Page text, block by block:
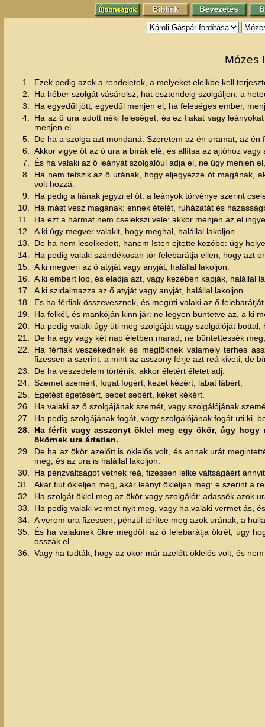
Mózes
1.
Ezek pedig azok a rendeletek, a melyeket eleikbe kell
2.
Ha héber szolgát vásárolsz, hat esztendeig szolgáljon, a
3.
Ha egyedűl jött, egyedűl menjen el; ha feleséges ember,
4.
Ha az ő ura adott néki feleséget, és ez fiakat vagy
menjen el.
5.
De ha a szolga azt mondaná: Szeretem az én uramat, az
6.
Akkor vigye őt az ő ura a bírák elé, és állítsa az ajtóhoz
7.
És ha valaki az ő leányát szolgálóul adja el, ne úgy menjen
8.
Ha nem tetszik az ő urának, hogy eljegyezze őt magának,
volt hozzá.
9.
Ha pedig a fiának jegyzi el őt: a leányok törvénye szerint
10.
Ha mást vesz magának: ennek ételét, ruházatát és
11.
Ha ezt a hármat nem cselekszi vele: akkor menjen az el
12.
A ki úgy megver valakit, hogy meghal, halállal lakoljon.
13.
De ha nem leselkedett, hanem Isten ejtette kezébe: úgy
14.
Ha pedig valaki szándékosan tör felebarátja ellen, hogy azt
15.
A ki megveri az ő atyját vagy anyját, halállal lakoljon.
16.
A ki embert lop, és eladja azt, vagy kezében kapják, halállal
17.
A ki szidalmazza az ő atyját vagy anyját, halállal lakoljon.
18.
És ha férfiak összevesznek, és megüti valaki az ő
19.
Ha felkél, és mankóján kinn jár: ne legyen büntetve az, a ki
20.
Ha pedig valaki úgy üti meg szolgáját vagy szolgálóját
21.
De ha egy vagy két nap életben marad, ne büntettessék
22.
Ha férfiak veszekednek és meglöknek valamely terhes
fizessen a szerint, a mint az asszony férje azt reá kiveti, de
23.
De ha veszedelem történik: akkor életért életet adj.
24.
Szemet szemért, fogat fogért, kezet kézért, lábat lábért;
25.
Égetést égetésért, sebet sebért, kéket kékért.
26.
Ha valaki az ő szolgájának szemét, vagy szolgálójának
27.
Ha pedig szolgájának fogát, vagy szolgálójának fogát üti ki,
28.
Ha férfit vagy asszonyt öklel meg egy ökör, úgy hogy
ökörnek ura ártatlan.
29.
De ha az ökör azelőtt is öklelős volt, és annak urát
meg, és az ura is halállal lakoljon.
30.
Ha pénzváltságot vetnek reá, fizessen lelke váltságáért
31.
Akár fiút ökleljen meg, akár leányt ökleljen meg: e szerint a
32.
Ha szolgát öklel meg az ökör vagy szolgálót: adassék azok
33.
Ha pedig valaki vermet nyit meg, vagy ha valaki vermet ás,
34.
A verem ura fizessen; pénzül térítse meg azok urának, a
35.
És ha valakinek ökre megdöfi az ő felebarátja ökrét, úgy
osszák el.
36.
Vagy ha tudták, hogy az ökör már azelőtt öklelős volt, és